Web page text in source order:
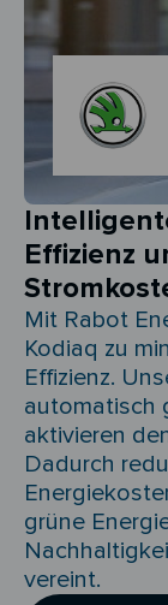
Effizienz
Mit Rabot
Kodiaq zu
Effizienz.
automatisch
aktivieren
Dadurch
grüne
vereint.